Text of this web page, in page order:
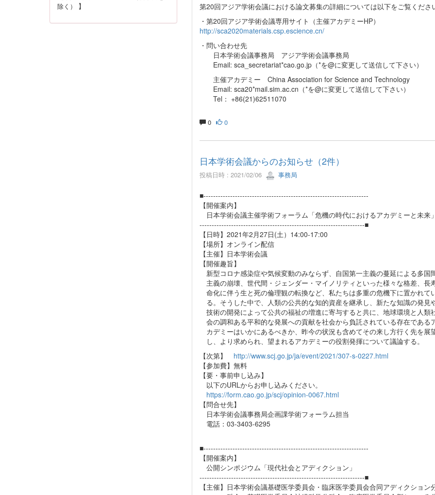
第20回アジア学術会議における論文募集の詳細については以下をご覧くださ
・第20回アジア学術会議専用サイト（主催アカデミーHP）
http://sca2020materials.csp.escience.cn/
・問い合わせ先
日本学術会議事務局 アジア学術会議事務局
Email: sca_secretariat*cao.go.jp（*を@に変更して送信して下さい）
主催アカデミー China Association for Science and Technology
Email: sca20*mail.sim.ac.cn（*を@に変更して送信して下さい）
Tel： +86(21)62511070
0 0
日本学術会議からのお知らせ（2件）
投稿日時 : 2021/02/06 事務局
■--------------------------------------------------------------------
【開催案内】
日本学術会議主催学術フォーラム「危機の時代におけるアカデミーと未来
--------------------------------------------------------------------■
【日時】2021年2月27日(土）14:00-17:00
【場所】オンライン配信
【主催】日本学術会議
【開催趣旨】
新型コロナ感染症や気候変動のみならず、自国第一主義の蔓延による多国
主義の崩壊、世代間・ジェンダー・マイノリティといった様々な格差、長
命化に伴う生と死の倫理観の転換など、私たちは多重の危機下に置かれて
る。そうした中で、人類の公共的な知的資産を継承し、新たな知識の発見
技術の開発によって公共の福祉の増進に寄与すると共に、地球環境と人類
会の調和ある平和的な発展への貢献を社会から負託されている存在である
カデミーはいかにあるべきか、昨今の状況も含めてその来し方行く先を展
し、より求められ、望まれるアカデミーの役割発揮について議論する。
【次第】 http://www.scj.go.jp/ja/event/2021/307-s-0227.html
【参加費】無料
【要・事前申し込み】
以下のURLからお申し込みください。
https://form.cao.go.jp/scj/opinion-0067.html
【問合せ先】
日本学術会議事務局企画課学術フォーラム担当
電話：03-3403-6295
■--------------------------------------------------------------------
【開催案内】
公開シンポジウム「現代社会とアディクション」
--------------------------------------------------------------------■
【主催】日本学術会議基礎医学委員会・臨床医学委員会合同アディクション
除く）
】